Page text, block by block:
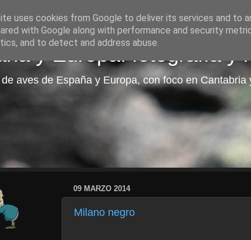
y Europa: fotografía y
aves de España y Europa, con foco en
09 MARZO 2014
Milano negro
uses cookies from Google to deliver its services and to
with Google along with performance and security
and to detect and address abuse.